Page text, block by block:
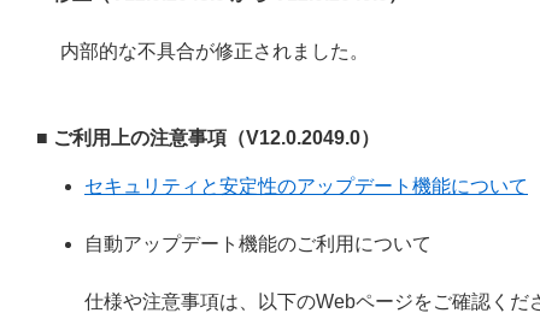
内部的な不具合が修正されました。
■ ご利用上の注意事項（V12.0.2049.0）
セキュリティと安定性のアップデート機能について
自動アップデート機能のご利用について
仕様や注意事項は、以下のWebページをご確認くだ